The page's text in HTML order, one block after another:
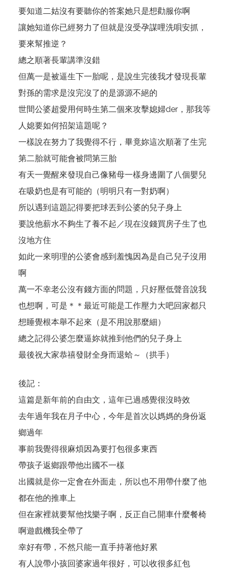
要知道二姑沒有要聽你的答案她只是想勸服你啊
讓她知道你已經努力了但就是沒受孕謀哩洗唄安抓，
要來幫推逆？
總之順著長輩講準沒錯
但萬一是被逼生下一胎呢，是說生完後我才發現長輩
對孫的需求是沒完沒了的是源源不絕的
世間公婆超愛用何時生第二個來攻擊媳婦der，那我等
人媳要如何招架這題呢？
一樣說在努力了我覺得不行，畢竟妳這次順著了生完
第二胎就可能會被問第三胎
有天一覺醒來發現自己像豬母一樣身邊圍了八個嬰兒
在吸奶也是有可能的（明明只有一對奶啊）
所以遇到這題記得要把球丟到公婆的兒子身上
要說他薪水不夠生了養不起／現在沒錢買房子生了也
沒地方住
如此一來明理的公婆會感到羞愧因為是自己兒子沒用
啊
萬一不幸老公沒有錢方面的問題，只好壓低聲音說我
也想啊，可是＊＊最近可能是工作壓力大吧回家都只
想睡覺根本舉不起來（是不用說那麼細）
總之記得公婆怎麼逼妳就推到他們的兒子身上
最後祝大家恭禧發財全身而退蛤～（拱手）
後記：
這篇是新年前的自由文，這年已過感覺很沒時效
去年過年我在月子中心，今年是首次以媽媽的身份返
鄉過年
事前我覺得很麻煩因為要打包很多東西
帶孩子返鄉跟帶他出國不一樣
出國就是你一定會在外面走，所以也不用帶什麼了他
都在他的推車上
但在家裡就要幫他找樂子啊，反正自己開車什麼餐椅
啊遊戲機我全帶了
幸好有帶，不然只能一直手持著他好累
有人說帶小孩回婆家過年很好，可以收很多紅包